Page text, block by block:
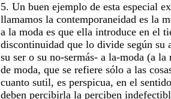
5. Un buen ejemplo de esta especial
llamamos la contemporaneidad es la
a la moda es que ella introduce en el
discontinuidad que lo divide según su
su ser o su no-sermás- a la-moda (a
de moda, que se refiere sólo a las
cuanto sutil, es perspicua, en el
deben percibirla la perciben